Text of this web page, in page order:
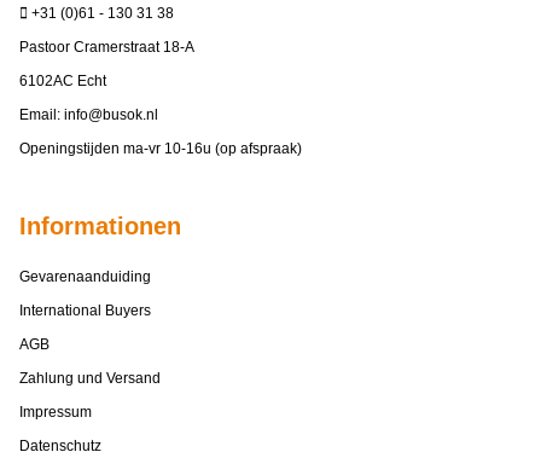
+31 (0)61 - 130 31 38
Pastoor Cramerstraat 18-A
6102AC Echt
Email: info@busok.nl
Openingstijden ma-vr 10-16u (op afspraak)
Informationen
Gevarenaanduiding
International Buyers
AGB
Zahlung und Versand
Impressum
Datenschutz